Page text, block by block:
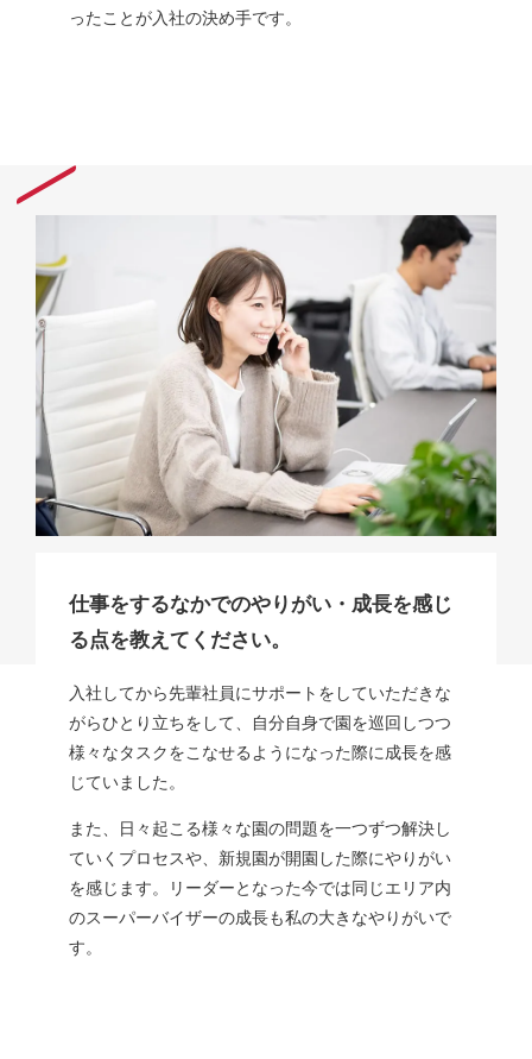
ったことが入社の決め手です。
仕事をするなかでのやりがい・成長を感じ
る点を教えてください。
入社してから先輩社員にサポートをしていただきな
がらひとり立ちをして、自分自身で園を巡回しつつ
様々なタスクをこなせるようになった際に成長を感
じていました。
また、日々起こる様々な園の問題を一つずつ解決し
ていくプロセスや、新規園が開園した際にやりがい
を感じます。リーダーとなった今では同じエリア内
のスーパーバイザーの成長も私の大きなやりがいで
す。